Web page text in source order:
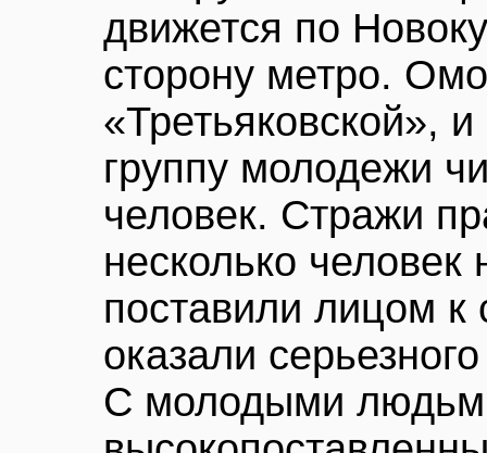
движется по
сторону метро.
«Третьяковской»,
группу молодежи
человек. Стражи
несколько
поставили лицом к
оказали
С молодыми